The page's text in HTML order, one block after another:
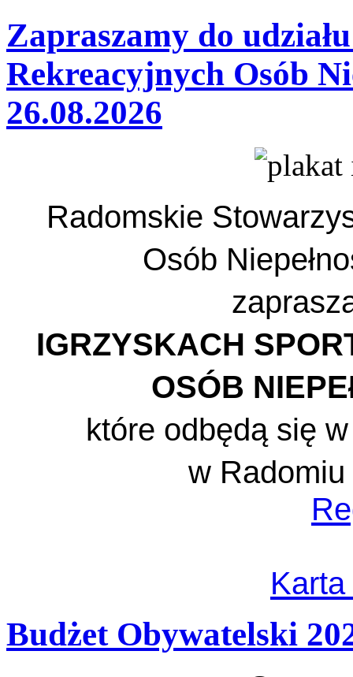
Zapraszamy do
Rekreacyjnych Osób
26.08.2026
Radomskie
Osób
IGRZYSKACH
OSÓB
które odbędą się
w
Karta
Budżet Obywatelski